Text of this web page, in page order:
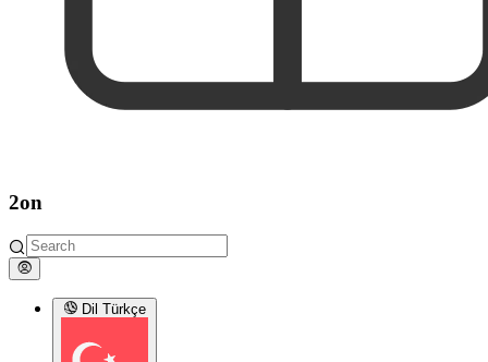
2on
Dil Türkçe